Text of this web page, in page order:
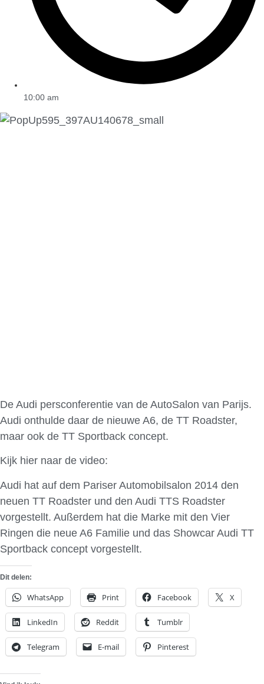
10:00 am
De Audi persconferentie van de AutoSalon van Parijs.
Audi onthulde daar de nieuwe A6, de TT Roadster,
maar ook de TT Sportback concept.
Kijk hier naar de video:
Audi hat auf dem Pariser Automobilsalon 2014 den
neuen TT Roadster und den Audi TTS Roadster
vorgestellt. Außerdem hat die Marke mit den Vier
Ringen die neue A6 Familie und das Showcar Audi TT
Sportback concept vorgestellt.
Dit delen:
WhatsApp Print Facebook X
LinkedIn Reddit Tumblr
Telegram E-mail Pinterest